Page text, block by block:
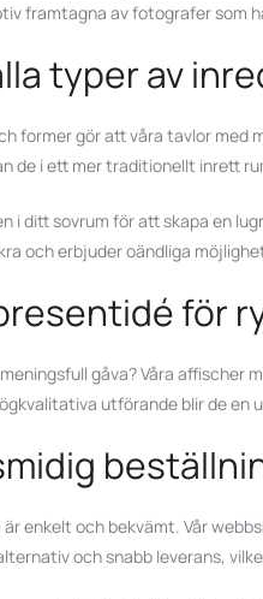
framtagna av fotografer som
typer av
former gör att våra tavlor med
de i ett mer traditionellt inrett
i ditt sovrum för att skapa en
och erbjuder oändliga
för
gåva? Våra affischer
utförande blir de en
enkelt och bekvämt. Vår
och snabb leverans,